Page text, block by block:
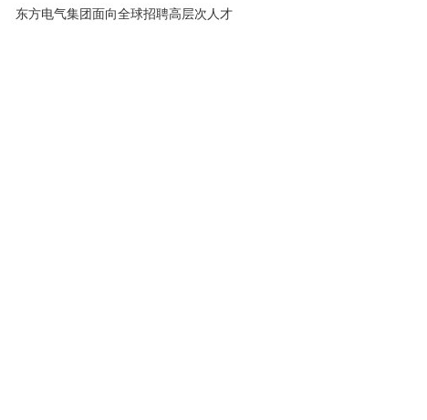
东方电气集团面向全球招聘高层次人才